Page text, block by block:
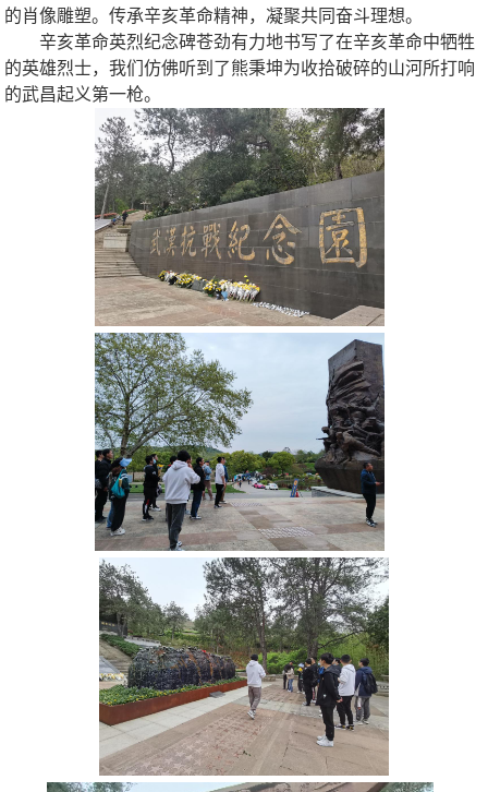
的肖像雕塑。传承辛亥革命精神，凝聚共同奋斗理想。
辛亥革命英烈纪念碑苍劲有力地书写了在辛亥革命中牺牲
的英雄烈士，我们仿佛听到了熊秉坤为收拾破碎的山河所打响
的武昌起义第一枪。